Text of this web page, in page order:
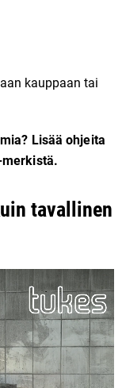
kauppaan tai
Lisää ohjeita
tavallinen